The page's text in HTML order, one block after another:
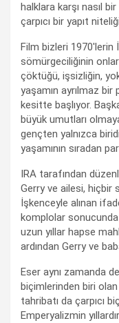
halklara karşı nasıl
çarpıcı bir yapıt
Film bizleri 1970'lerin
sömürgeciliğinin
çöktüğü, işsizliğin,
yaşamın ayrılmaz
kesitte başlıyor.
büyük umutları
gençten yalnızca
yaşamının sıradan
IRA tarafından
Gerry ve ailesi, hiçbir
İşkenceyle alınan
komplolar
uzun yıllar hapse
ardından Gerry ve
Eser aynı zamanda
biçimlerinden biri
tahribatı da çarpıcı
Emperyalizmin